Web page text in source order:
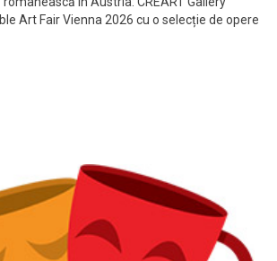
Art Fair Vienna 2026 cu o selecție de opere